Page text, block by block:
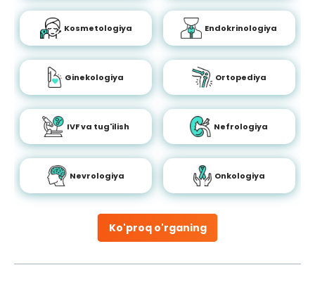
Ko'proq o'rganing
Kosmetologiya Endokrinologiya
Ginekologiya Ortopediya
IVF va tug'ilish Nefrologiya
Nevrologiya Onkologiya